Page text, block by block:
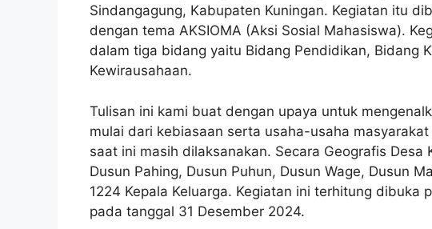
Sindangagung, Kabupaten Kuningan. Kegiatan itu
dengan tema AKSIOMA (Aksi Sosial Mahasiswa).
dalam tiga bidang yaitu Bidang Pendidikan, Bidang
Kewirausahaan.
Tulisan ini kami buat dengan upaya untuk
mulai dari kebiasaan serta usaha-usaha
saat ini masih dilaksanakan. Secara Geografis Desa
Dusun Pahing, Dusun Puhun, Dusun Wage, Dusun
1224 Kepala Keluarga. Kegiatan ini terhitung
pada tanggal 31 Desember 2024.